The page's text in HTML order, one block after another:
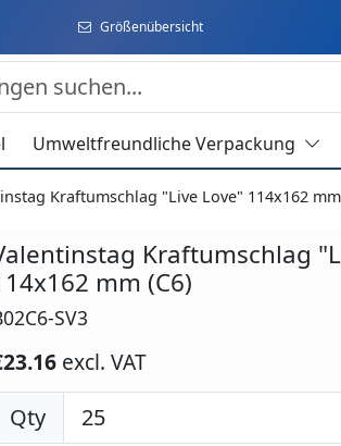
Größenübersicht
Umweltfreundliche Verpackung
Kraftumschlag "Live Love" 114x162 mm
Kraftumschlag
mm (C6)
SV3
excl. VAT
Qty